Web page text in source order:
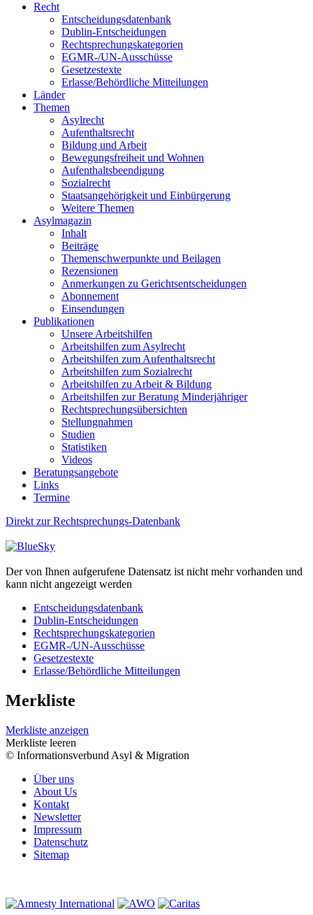
Recht
Entscheidungsdatenbank
Dublin-Entscheidungen
Rechtsprechungskategorien
EGMR-/UN-Ausschüsse
Gesetzestexte
Erlasse/Behördliche Mitteilungen
Länder
Themen
Asylrecht
Aufenthaltsrecht
Bildung und Arbeit
Bewegungsfreiheit und Wohnen
Aufenthaltsbeendigung
Sozialrecht
Staatsangehörigkeit und Einbürgerung
Weitere Themen
Asylmagazin
Inhalt
Beiträge
Themenschwerpunkte und Beilagen
Rezensionen
Anmerkungen zu Gerichtsentscheidungen
Abonnement
Einsendungen
Publikationen
Unsere Arbeitshilfen
Arbeitshilfen zum Asylrecht
Arbeitshilfen zum Aufenthaltsrecht
Arbeitshilfen zum Sozialrecht
Arbeitshilfen zu Arbeit & Bildung
Arbeitshilfen zur Beratung Minderjähriger
Rechtsprechungsübersichten
Stellungnahmen
Studien
Statistiken
Videos
Beratungsangebote
Links
Termine
Direkt zur Rechtsprechungs-Datenbank
Der von Ihnen aufgerufene Datensatz ist nicht mehr vorhanden und
kann nicht angezeigt werden
Entscheidungsdatenbank
Dublin-Entscheidungen
Rechtsprechungskategorien
EGMR-/UN-Ausschüsse
Gesetzestexte
Erlasse/Behördliche Mitteilungen
Merkliste
Merkliste anzeigen
Merkliste leeren
© Informationsverbund Asyl & Migration
Über uns
About Us
Kontakt
Newsletter
Impressum
Datenschutz
Sitemap